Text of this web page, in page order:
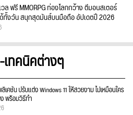
วล ฟรี MMORPG ท่องโลกกว้าง ตีมอนสเตอร์
ทั้งวัน สนุกสุดมันส์บนมือถือ อัปเดตปี 2026
ทคนิคต่างๆ
คชัน ปรับแต่ง Windows 11 ให้สวยงาม ไม่เหมือนใคร
พร้อมวิธีทำ